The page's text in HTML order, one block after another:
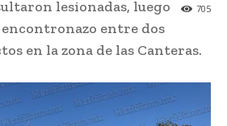
705
lesionadas, luego
entre dos
en la zona de las Canteras.